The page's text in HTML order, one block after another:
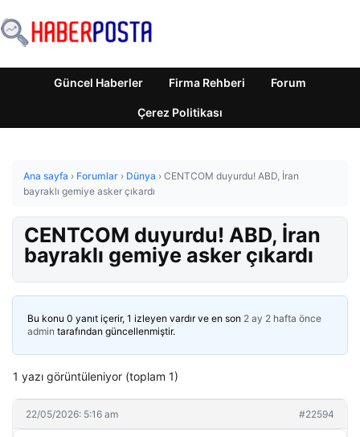
Güncel Haberler Firma Rehberi Forum
Çerez Politikası
Ana sayfa › Forumlar › Dünya › CENTCOM duyurdu! ABD, İran
bayraklı gemiye asker çıkardı
CENTCOM duyurdu! ABD, İran
bayraklı gemiye asker çıkardı
Bu konu 0 yanıt içerir, 1 izleyen vardır ve en son 2 ay 2 hafta önce
admin tarafından güncellenmiştir.
1 yazı görüntüleniyor (toplam 1)
22/05/2026: 5:16 am #22594